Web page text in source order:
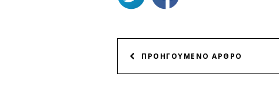
ΑΡΘΡΩΝ
ΠΡΟΗΓΟΥΜΕΝΟ ΑΡΘΡΟ